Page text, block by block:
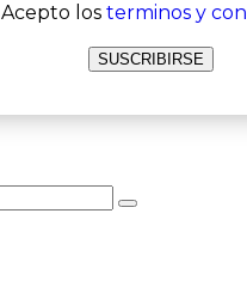
Acepto los terminos y